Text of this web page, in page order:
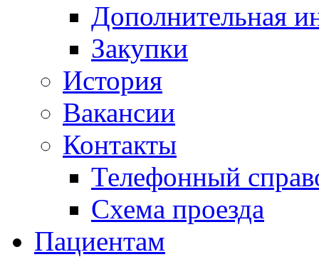
Дополнительная
Закупки
История
Вакансии
Контакты
Телефонный
Схема проезда
Пациентам